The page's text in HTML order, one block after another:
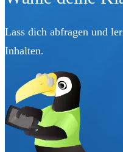
Lass dich abfragen und
Inhalten.